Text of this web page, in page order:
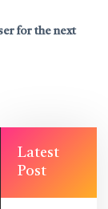
for the next
Latest
Post